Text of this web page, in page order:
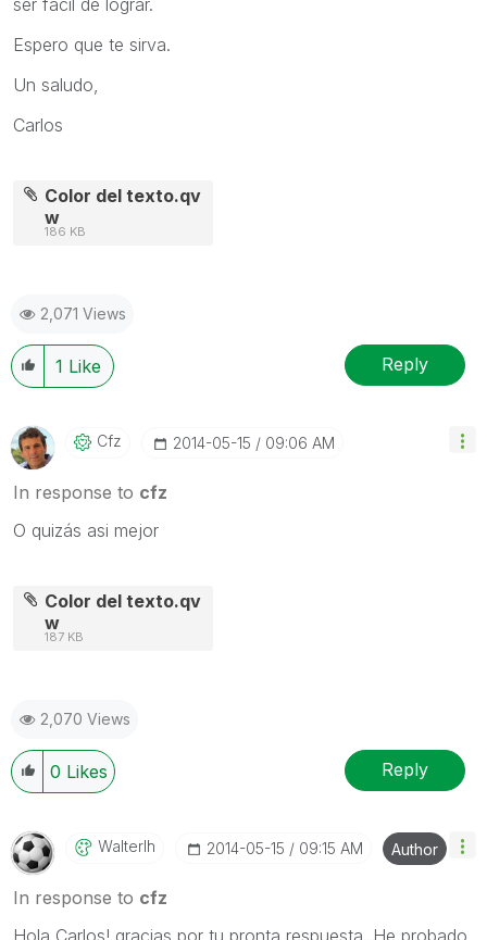
Espero que te sirva.
Un saludo,
Carlos
Color del texto.qv
w
186 KB
2,071 Views
1 Like Reply
Cfz ‎2014-05-15 09:06 AM
In response to cfz
O quizás asi mejor
Color del texto.qv
w
187 KB
2,070 Views
0 Likes Reply
Walterlh ‎2014-05-15 09:15 AM Author
In response to cfz
Hola Carlos! gracias por tu pronta respuesta. He probado